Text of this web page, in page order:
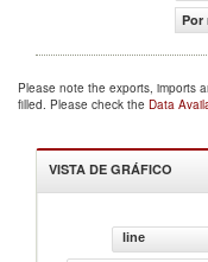
Por
Please note the exports, imports
filled. Please check the Data
VISTA DE GRÁFICO
line